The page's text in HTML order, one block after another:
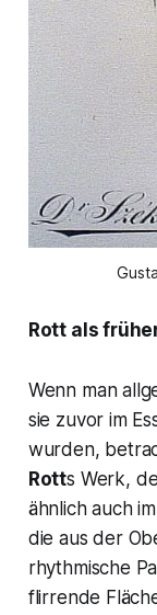
Rott als
Wenn man
sie zuvor im
wurden,
Rotts Werk,
ähnlich auch
die aus der
rhythmische
flirrende